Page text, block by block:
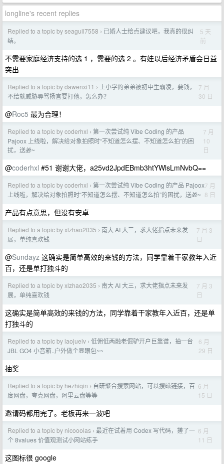
longline's recent replies
Replied to a topic by seagull7558 › 已婚人士给点建议吧，我真的很纠
结。
5 天
前
不需要家庭经济支持的选 1 ，需要的选 2 。有娃以后经济矛盾会日益
突出
Replied to a topic by dawenxi11 ›
上小学的弟弟被初中生霸凌，要钱，
不给就威胁辱骂扬言要打他，怎么办？
7 月
30 日
@Roc5 最为合理！
Replied to a topic by coderhxl › 第一次尝试纯 Vibe Coding 的产品
Pajoox 上线啦，解决给对象拍照时“不知道怎么摆、不知道怎么拍”的困
扰，送🎁~
7 月
10
日
@coderhxl #51 谢谢大佬，a25vd2JpdEBmb3htYWlsLmNvbQ==
Replied to a topic by coderhxl › 第一次尝试纯 Vibe Coding 的产品 Pajoox
上线啦，解决给对象拍照时“不知道怎么摆、不知道怎么拍”的困扰，送🎁~
7 月
8 日
产品有点意思，但没有安卓
Replied to a topic by xlzhao2035 › 南大 AI 大三，求大佬指点未来发
展，单纯喜欢钱
7 月 3
日
@Sundayz 这确实是简单高效的来钱的方法，同学靠着干家教年入近
百，还是单打独斗的
Replied to a topic by xlzhao2035 › 南大 AI 大三，求大佬指点未来发
展，单纯喜欢钱
7 月 3
日
这确实是简单高效的来钱的方法，同学靠着干家教年入近百，还是单
打独斗的
Replied to a topic by laojuelv › 低佣低两融老倔驴开户巨靠谱，抽一台
JBL GO4 小音箱..户外做个显眼包~~
6 月
29 日
抽奖
Replied to a topic by hezhiqin › 自研聚合搜索网站，可以搜磁链接，百
度网盘，夸克网盘，阿里云盘等等
6 月
15 日
邀请码都用完了。老板再来一波吧
Replied to a topic by nicooolas › 最近在试着用 Codex 写代码，搓了一
个 8values 价值观测试小网站练手
6 月
11 日
这图标很 google